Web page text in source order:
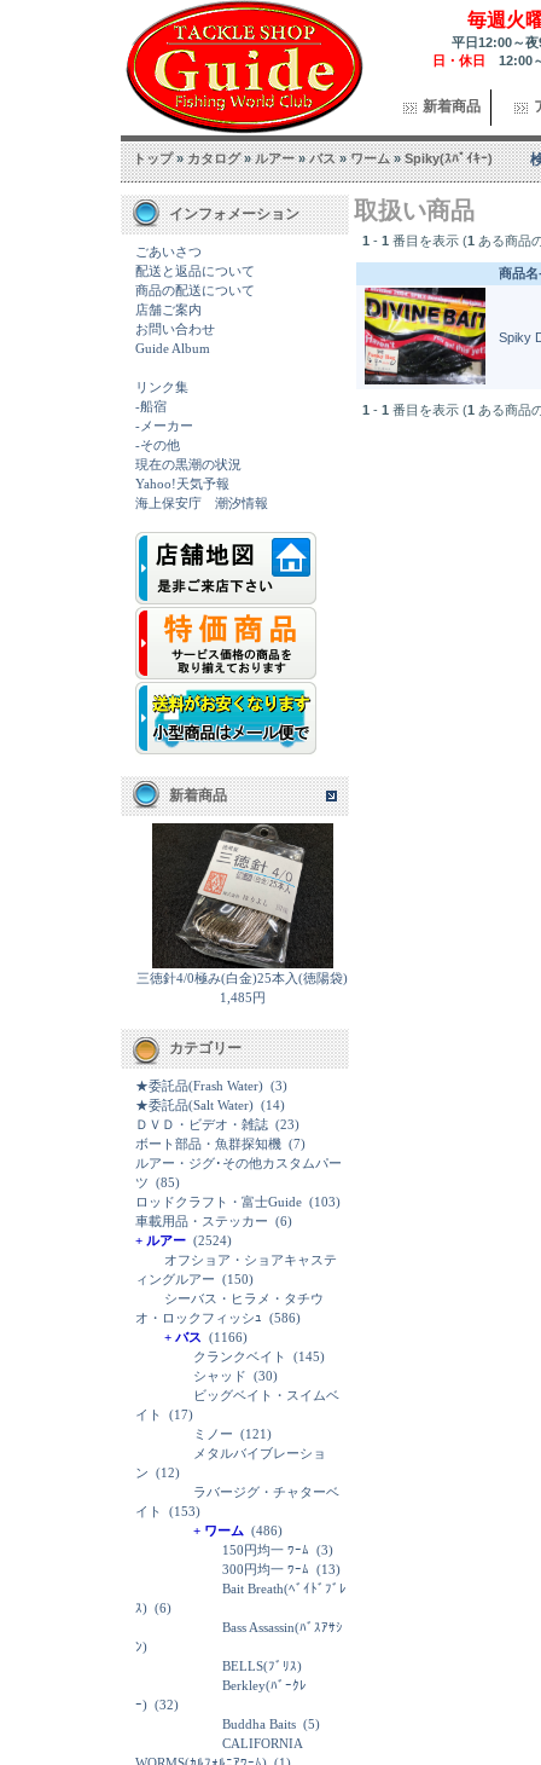
毎週火
平日12:00～
日・休日 12:00
新着商品
トップ»カタログ»ルアー»バス»ワーム»Spiky(ｽﾊﾟｲｷｰ)
インフォメーション
ごあいさつ
配送と返品について
商品の配送について
店舗ご案内
お問い合わせ
Guide Album
リンク集
-船宿
-メーカー
-その他
現在の黒潮の状況
Yahoo!天気予報
海上保安庁 潮汐情報
新着商品
三徳針4/0極み(白金)25本入(徳陽袋)
1,485円
カテゴリー
★委託品(Frash Water) (3)
★委託品(Salt Water) (14)
ＤＶＤ・ビデオ・雑誌 (23)
ボート部品・魚群探知機 (7)
ルアー・ジグ･その他カスタムパー
ツ (85)
ロッドクラフト・富士Guide (103)
車載用品・ステッカー (6)
+ ルアー (2524)
オフショア・ショアキャステ
ィングルアー (150)
シーバス・ヒラメ・タチウ
オ・ロックフィッシｭ (586)
+ バス (1166)
クランクベイト
(145)
シャッド (30)
ビッグベイト・スイムベ
イト
(17)
ミノー (121)
メタルバイブレーショ
ン (12)
ラバージグ・チャターベ
イト
(153)
+ ワーム (486)
150円均一 ﾜｰﾑ (3)
300円均一 ﾜｰﾑ (13)
Bait Breath(ﾍﾞｲﾄﾞﾌﾞﾚ
ｽ) (6)
Bass Assassin(ﾊﾞｽｱｻｼ
ﾝ)
BELLS(ﾌﾞﾘｽ)
Berkley(ﾊﾞｰｸﾚ
ｰ) (32)
Buddha Baits (5)
CALIFORNIA
取扱い商品
1 - 1 番目を表示 (1 ある商品
商品名
Spiky
1 - 1 番目を表示 (1 ある商品